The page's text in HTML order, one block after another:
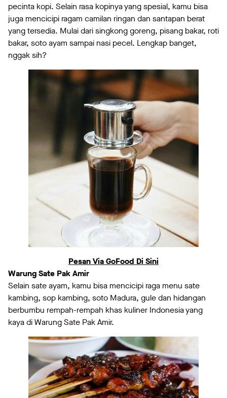
pecinta kopi. Selain rasa kopinya yang spesial, kamu bisa
juga mencicipi ragam camilan ringan dan santapan berat
yang tersedia. Mulai dari singkong goreng, pisang bakar, roti
bakar, soto ayam sampai nasi pecel. Lengkap banget,
nggak sih?
Pesan Via GoFood Di Sini
Warung Sate Pak Amir
Selain sate ayam, kamu bisa mencicipi raga menu sate
kambing, sop kambing, soto Madura, gule dan hidangan
berbumbu rempah-rempah khas kuliner Indonesia yang
kaya di Warung Sate Pak Amir.